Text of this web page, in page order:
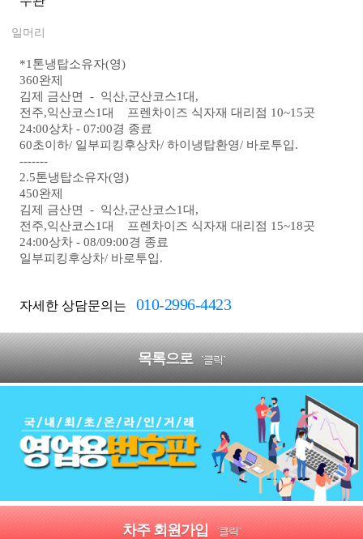
일머리
* 1톤냉탑소유자(영)
360완제
김제 금산면 - 익산,군산코스1대,
전주,익산코스1대 프렌차이즈 식자재 대리점 10~15곳
24:00상차 - 07:00경 종료
60초이하/ 일부피킹후상차/ 하이냉탑환영/ 바로투입.
-------
2.5톤냉탑소유자(영)
450완제
김제 금산면 - 익산,군산코스1대,
전주,익산코스1대 프렌차이즈 식자재 대리점 15~18곳
24:00상차 - 08/09:00경 종료
일부피킹후상차/ 바로투입.
자세한 상담문의는 010-2996-4423
목록으로 `클릭`
차주 회원가입 `클릭`